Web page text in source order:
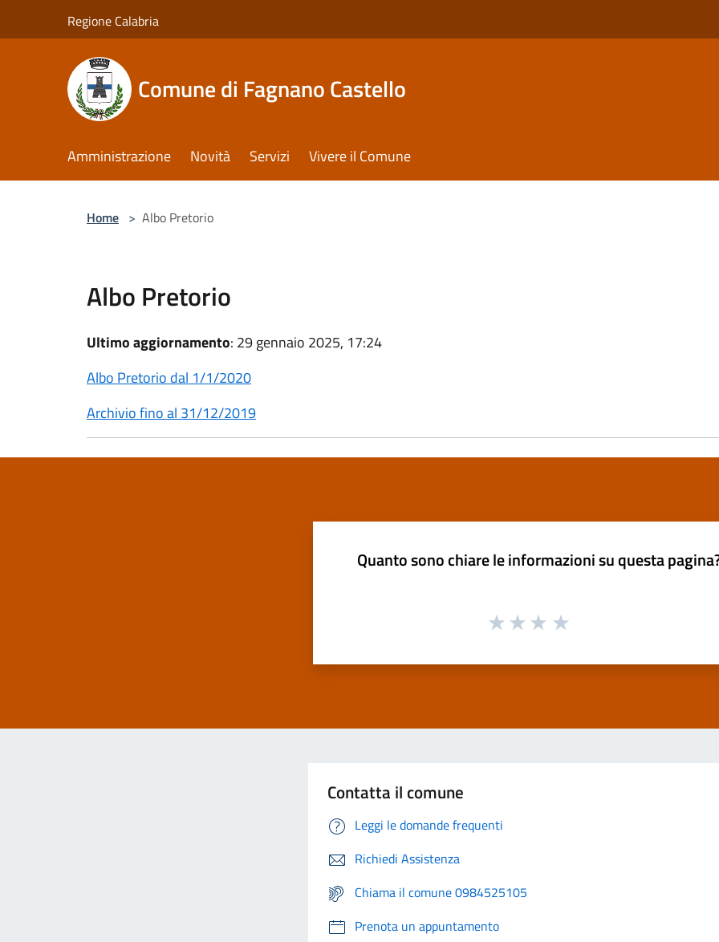
Regione Calabria
Comune di Fagnano Castello
Amministrazione Novità Servizi Vivere il Comune
Home > Albo Pretorio
Albo Pretorio
Ultimo aggiornamento: 29 gennaio 2025, 17:24
Albo Pretorio dal 1/1/2020
Archivio fino al 31/12/2019
Quanto sono chiare le informazioni su questa
Contatta il comune
Leggi le domande frequenti
Richiedi Assistenza
Chiama il comune 0984525105
Prenota un appuntamento